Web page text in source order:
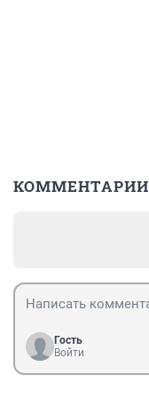
КОММЕНТАРИИ
Гость
Войти